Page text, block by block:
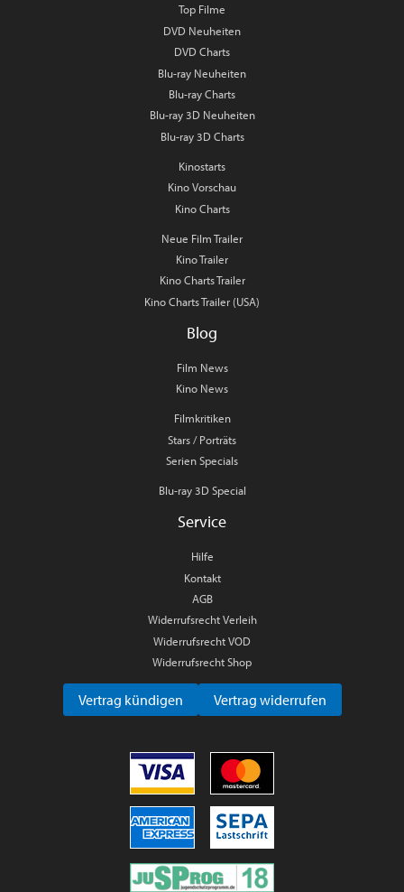
Top Filme
DVD Neuheiten
DVD Charts
Blu-ray Neuheiten
Blu-ray Charts
Blu-ray 3D Neuheiten
Blu-ray 3D Charts
Kinostarts
Kino Vorschau
Kino Charts
Neue Film Trailer
Kino Trailer
Kino Charts Trailer
Kino Charts Trailer (USA)
Blog
Film News
Kino News
Filmkritiken
Stars / Porträts
Serien Specials
Blu-ray 3D Special
Service
Hilfe
Kontakt
AGB
Widerrufsrecht Verleih
Widerrufsrecht VOD
Widerrufsrecht Shop
Vertrag kündigen Vertrag widerrufen